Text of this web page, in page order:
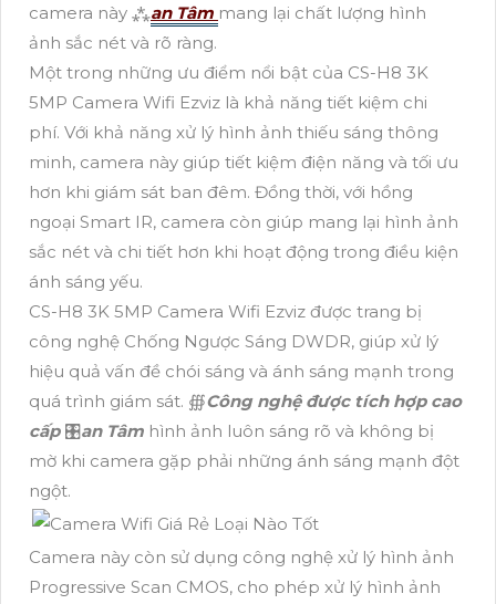
camera này ⁂an Tâm mang lại chất lượng hình
ảnh sắc nét và rõ ràng.
Một trong những ưu điểm nổi bật của CS-H8 3K
5MP Camera Wifi Ezviz là khả năng tiết kiệm chi
phí. Với khả năng xử lý hình ảnh thiếu sáng thông
minh, camera này giúp tiết kiệm điện năng và tối ưu
hơn khi giám sát ban đêm. Đồng thời, với hồng
ngoại Smart IR, camera còn giúp mang lại hình ảnh
sắc nét và chi tiết hơn khi hoạt động trong điều kiện
ánh sáng yếu.
CS-H8 3K 5MP Camera Wifi Ezviz được trang bị
công nghệ Chống Ngược Sáng DWDR, giúp xử lý
hiệu quả vấn đề chói sáng và ánh sáng mạnh trong
quá trình giám sát. ∰Công nghệ được tích hợp cao
cấp🎛an Tâm hình ảnh luôn sáng rõ và không bị
mờ khi camera gặp phải những ánh sáng mạnh đột
ngột.
Camera này còn sử dụng công nghệ xử lý hình ảnh
Progressive Scan CMOS, cho phép xử lý hình ảnh